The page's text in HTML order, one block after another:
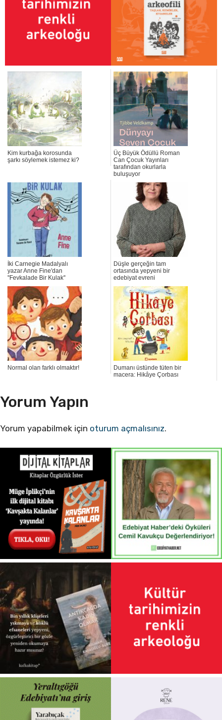
Kim kurbağa korosunda
şarkı söylemek istemez ki?
Üç Büyük Ödüllü Roman
Can Çocuk Yayınları
tarafından okurlarla
buluşuyor
İki Carnegie Madalyalı
yazar Anne Fine'dan
''Fevkalade Bir Kulak''
Düşle gerçeğin tam
ortasında yepyeni bir
edebiyat evreni
Normal olan farklı olmaktır!
Dumanı üstünde tüten bir
macera: Hikâye Çorbası
Yorum Yapın
Yorum yapabilmek için oturum açmalısınız.